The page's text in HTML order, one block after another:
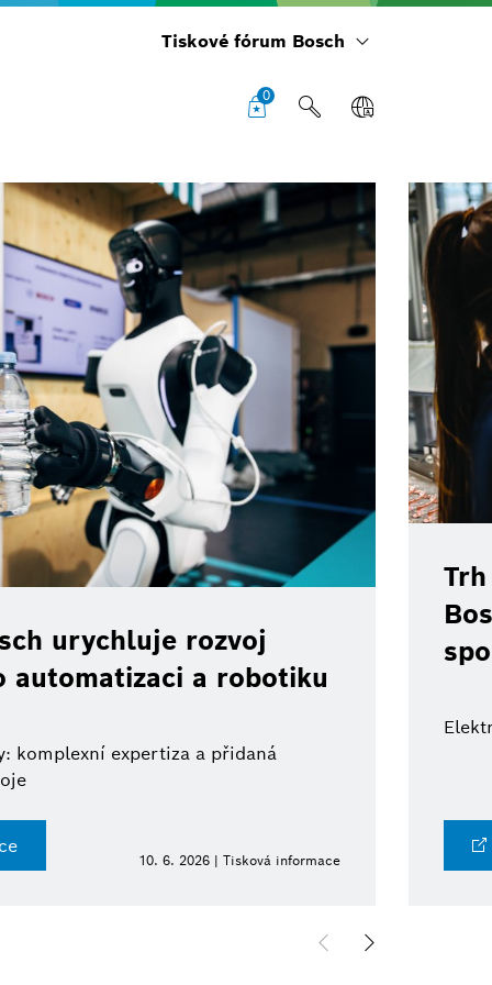
Tiskové fórum Bosch
0
urychluje rozvoj
automatizaci a robotiku
komplexní expertiza a přidaná
10. 6. 2026 | Tisková informace